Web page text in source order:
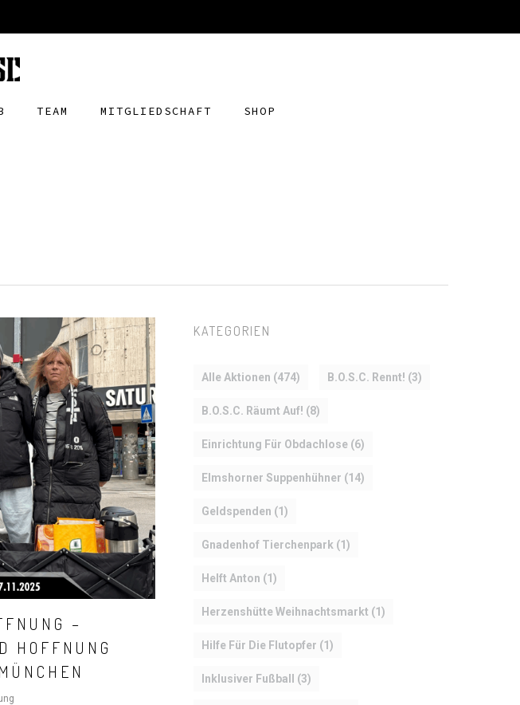
TEAM MITGLIEDSCHAFT SHOP
–
HOFFNUNG
KATEGORIEN
Alle Aktionen (474) B.O.S.C. Rennt! (3)
B.O.S.C. Räumt Auf! (8)
Einrichtung Für Obdachlose(6)
Elmshorner Suppenhühner (14)
Geldspenden (1)
Gnadenhof Tierchenpark (1)
Helft Anton (1)
Herzenshütte Weihnachtsmarkt (1)
Hilfe Für Die Flutopfer (1)
Inklusiver Fußball (3)